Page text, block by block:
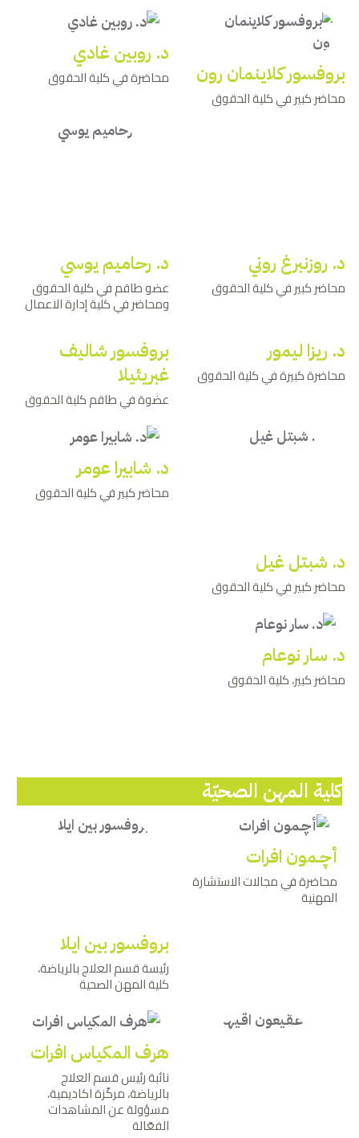
بروفسور كلاينمان رون
محاضر كبير في كلية الحقوق
د. روبين غادي
محاضرة في كلية الحقوق
د. روزنبرغ روني
محاضر كبير في كلية الحقوق
د. رحاميم يوسي
عضو طاقم في كلية الحقوق
ومحاضر في كلية إدارة الاعمال
د. ريزا ليمور
محاضرة كبيرة في كلية الحقوق
بروفسور شاليف
غبريئيلا
عضوة في طاقم كلية الحقوق
د. شبتل غيل
محاضر كبير في كلية الحقوق
د. شابيرا عومر
محاضر كبير في كلية الحقوق
د. سار نوعام
محاضر كبير، كلية الحقوق
كلية المهن الصحيّة
أﭼـمون افرات
محاضرة في مجالات الاستشارة
المهنية
بروفسور بين ايلا
رئيسة قسم العلاج بالرياضة،
كلية المهن الصحية
هرف المكياس افرات
نائبة رئيس قسم العلاج
بالرياضة، مركّزة اكاديمية،
مسؤولة عن المشاهدات
الفعّالة